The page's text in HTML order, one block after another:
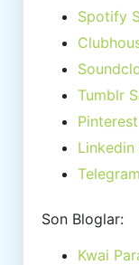
Spotify
Tumblr
Linkedin
Son Bloglar:
Kwai